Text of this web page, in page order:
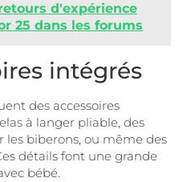
d'expérience
25 dans les forums
intégrés
des accessoires
à langer pliable, des
biberons, ou même des
détails font une grande
bébé.